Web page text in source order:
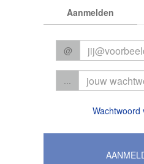
Aanmelden
@
...
Wachtwoord